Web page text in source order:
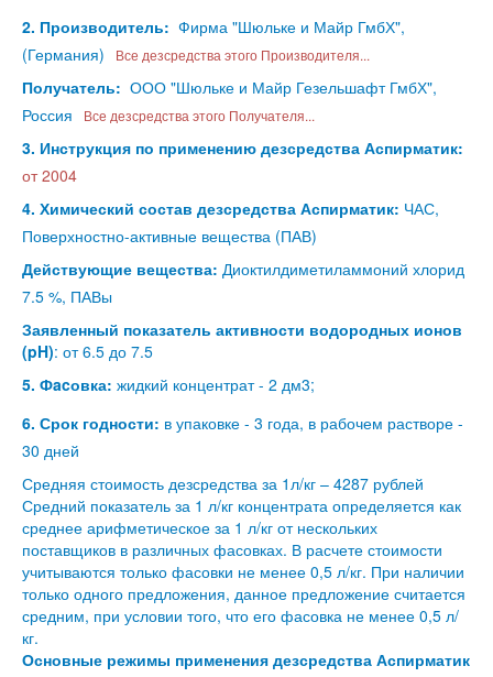
2. Производитель: Фирма "Шюльке и Майр ГмбХ",
(Германия)
Все дезсредства этого Производителя...
Получатель: ООО "Шюльке и Майр Гезельшафт ГмбХ",
Россия
Все дезсредства этого Получателя...
3. Инструкция по применению дезсредства Аспирматик:
от 2004
4. Химический состав дезсредства Аспирматик: ЧАС,
Поверхностно-активные вещества (ПАВ)
Действующие вещества: Диоктилдиметиламмоний хлорид
7.5 %, ПАВы
Заявленный показатель активности водородных ионов
(pH): от 6.5 до 7.5
5. Фacовка: жидкий концентрат - 2 дм3;
6. Срок годности: в упаковке - 3 года, в рабочем растворе -
30 дней
Средняя стоимость дезсредства за 1л/кг – 4287 рублей
Средний показатель за 1 л/кг концентрата определяется как
среднее арифметическое за 1 л/кг от нескольких
поставщиков в различных фасовках. В расчете стоимости
учитываются только фасовки не менее 0,5 л/кг. При наличии
только одного предложения, данное предложение считается
средним, при условии того, что его фасовка не менее 0,5 л/
кг.
Основные режимы применения дезсредства Аспирматик